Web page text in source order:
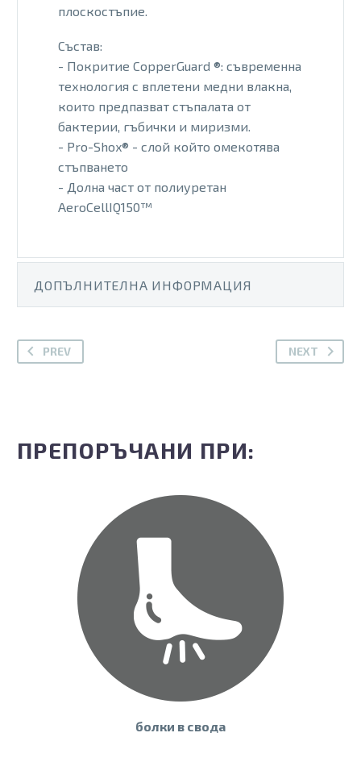
плоскостъпие.
Състав:
- Покритие CopperGuard ®: съвременна
технология с вплетени медни влакна,
които предпазват стъпалата от
бактерии, гъбички и миризми.
- Pro-Shox® - слой който омекотява
стъпването
- Долна част от полиуретан
AeroCellIQ150™
ДОПЪЛНИТЕЛНА ИНФОРМАЦИЯ
PREV NEXT
ПРЕПОРЪЧАНИ ПРИ:
болки в свода